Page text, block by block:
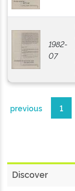
1982-
07
previous 1
Discover